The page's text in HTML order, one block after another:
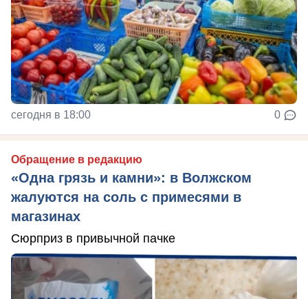
сегодня в 18:00 0
Обращение в редакцию
«Одна грязь и камни»: в Волжском
жалуются на соль с примесями в
магазинах
Сюрприз в привычной пачке